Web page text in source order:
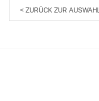
< ZURÜCK ZUR AUSWAHL